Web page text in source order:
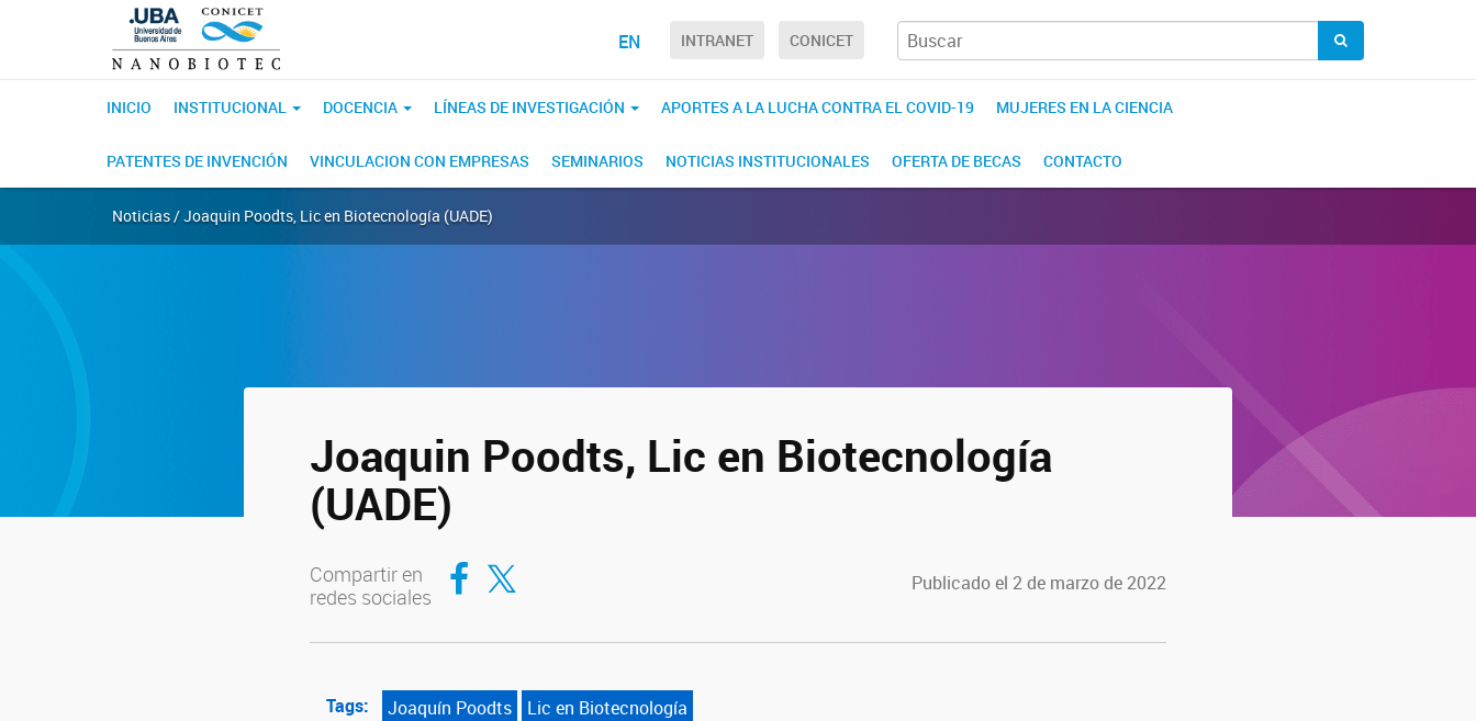
EN INTRANET CONICET
INICIO INSTITUCIONAL DOCENCIA LÍNEAS DE INVESTIGACIÓN APORTES A LA LUCHA CONTRA EL COVID-19 MUJERES EN LA CIENCIA
PATENTES DE INVENCIÓN VINCULACION CON EMPRESAS SEMINARIOS NOTICIAS INSTITUCIONALES OFERTA DE BECAS CONTACTO
Noticias / Joaquin Poodts, Lic en Biotecnología (UADE)
Joaquin Poodts, Lic en Biotecnología
(UADE)
Compartir en
redes sociales
Compartir en Facebook
Compartir en Twitter Publicado el 2 de marzo de 2022
Tags: Joaquín Poodts Lic en Biotecnología